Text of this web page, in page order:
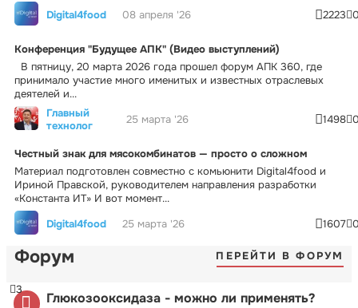
Digital4food
08 апреля '26 2223
Конференция "Будущее АПК" (Видео выступлений)
В пятницу, 20 марта 2026 года прошел форум АПК 360, где
принимало участие много именитых и известных отраслевых
деятелей и...
Главный
технолог
25 марта '26 1498
Честный знак для мясокомбинатов — просто о сложном
Материал подготовлен совместно с комьюнити Digital4food и
Ириной Правской, руководителем направления разработки
«Константа ИТ» И вот момент...
Digital4food
25 марта '26 1607
Форум ПЕРЕЙТИ В ФОРУМ
Глюкозооксидаза - можно ли применять?
3